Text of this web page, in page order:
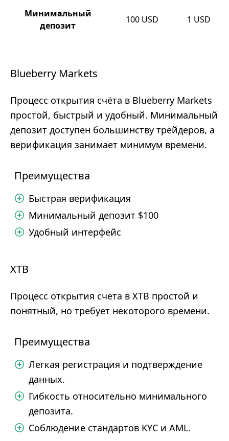
Минимальный
депозит
100 USD 1 USD
Blueberry Markets
Процесс открытия счёта в Blueberry Markets
простой, быстрый и удобный. Минимальный
депозит доступен большинству трейдеров, а
верификация занимает минимум времени.
Преимущества
Быстрая верификация
Минимальный депозит $100
Удобный интерфейс
XTB
Процесс открытия счета в XTB простой и
понятный, но требует некоторого времени.
Преимущества
Легкая регистрация и подтверждение
данных.
Гибкость относительно минимального
депозита.
Соблюдение стандартов KYC и AML.